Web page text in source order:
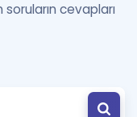
cevapları